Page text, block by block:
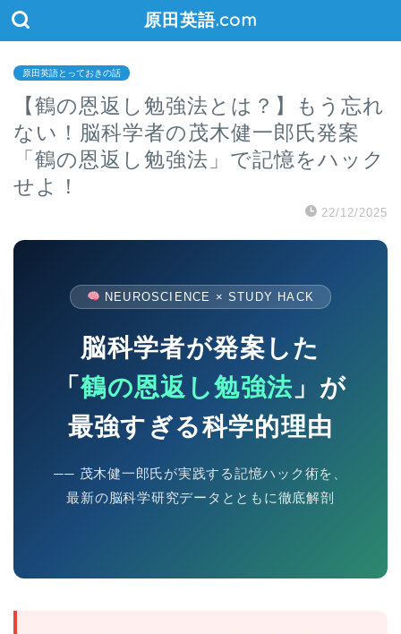
原田英語.com
原田英語とっておきの話
【鶴の恩返し勉強法とは？】もう忘れ
ない！脳科学者の茂木健一郎氏発案
「鶴の恩返し勉強法」で記憶をハック
せよ！
22/12/2025
NEUROSCIENCE × STUDY HACK
脳科学者が発案した
「鶴の恩返し勉強法 」が
最強すぎる科学的理由
── 茂木健一郎氏が実践する記憶ハック術を、
最新の脳科学研究データとともに徹底解剖